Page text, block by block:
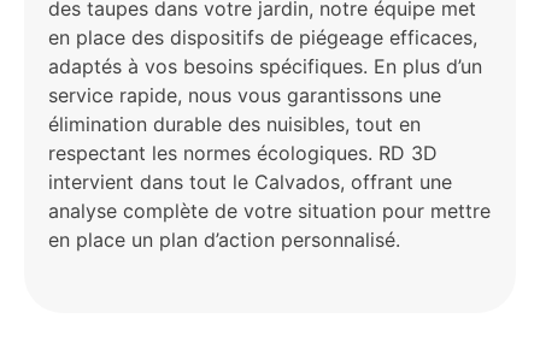
des taupes dans votre jardin, notre équipe met
en place des dispositifs de piégeage efficaces,
adaptés à vos besoins spécifiques. En plus d’un
service rapide, nous vous garantissons une
élimination durable des nuisibles, tout en
respectant les normes écologiques. RD 3D
intervient dans tout le Calvados, offrant une
analyse complète de votre situation pour mettre
en place un plan d’action personnalisé.